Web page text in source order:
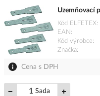
Uzemňovací
Kód ELFETEX
EAN
Kód výrobce
Značka
Cena s DPH
Sada